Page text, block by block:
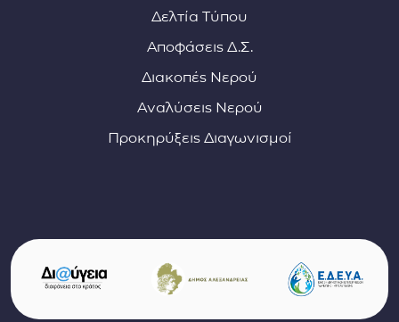
Δελτία Τύπου
Αποφάσεις Δ.Σ.
Διακοπές Νερού
Αναλύσεις Νερού
Προκηρύξεις Διαγωνισμοί
Σύνδεσμοι φορέων και συνεργατών
(ανοίγει σε νέο παράθυρο)
(ανοίγει σε νέο